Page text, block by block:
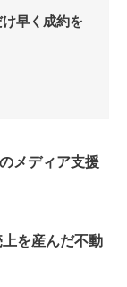
早く成約を
メディア支援
を産んだ不動